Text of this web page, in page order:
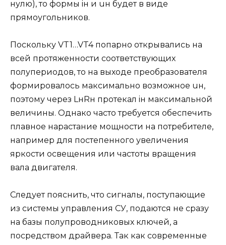
нулю), то формы iн и uн будет в виде
прямоугольников.
Поскольку VT1…VT4 попарно открывались на
всей протяженности соответствующих
полупериодов, то на выходе преобразователя
формировалось максимально возможное uн,
поэтому через LнRн протекал iн максимальной
величины. Однако часто требуется обеспечить
плавное нарастание мощности на потребителе,
например для постепенного увеличения
яркости освещения или частоты вращения
вала двигателя.
Следует пояснить, что сигналы, поступающие
из системы управления СУ, подаются не сразу
на базы полупроводниковых ключей, а
посредством драйвера. Так как современные